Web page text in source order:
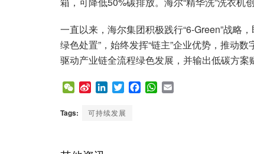
一直以来，海尔集团积极践行“6-Green”战略
绿色处置”，始终发挥“链主”企业优势，推动
驱动产业链全流程绿色发展，并输出低碳方案
W
C
S
n
L
n
T
i
F
W
Tags: 可持续发展